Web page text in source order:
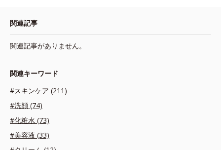
関連記事
関連記事がありません。
関連キーワード
#スキンケア (211)
#洗顔 (74)
#化粧水 (73)
#美容液 (33)